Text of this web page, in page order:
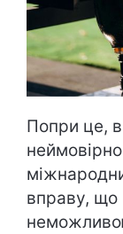
Попри це,
вправу,